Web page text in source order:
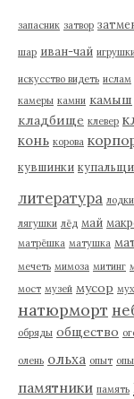
запасник затвор
шар иван-чай
искусство видеть ислам
камеры камни камыш
кладбище клевер
конь корова
кувшинки
литература лодки
лягушки лёд май
матрёшка матушка
мечеть мимоза митинг
мост музей мусор
натюрморт
обряды общество
олень ольха опыт
памятники память